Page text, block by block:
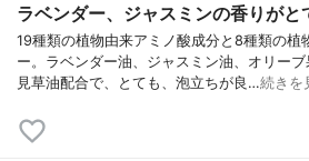
ラベンダー、ジャスミンの香りがと
19種類の植物由来アミノ酸成分と8種類の植
ー。ラベンダー油、ジャスミン油、オリー
見草油配合で、とても、泡立ちが良…続きを